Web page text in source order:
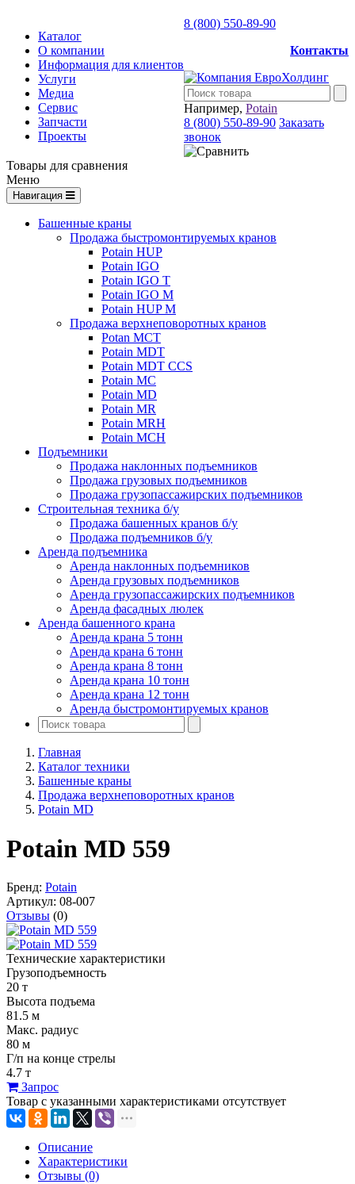
Каталог
О компании
Информация для клиентов
Услуги
Медиа
Сервис
Запчасти
Проекты
8 (800) 550-89-90
Контакты
Например, Potain
8 (800) 550-89-90 Заказать
звонок
Товары для сравнения
Меню
Навигация
Башенные краны
Продажа быстромонтируемых кранов
Potain HUP
Potain IGO
Potain IGO T
Potain IGO M
Potain HUP M
Продажа верхнеповоротных кранов
Potan MCT
Potain MDT
Potain MDT CCS
Potain MC
Potain MD
Potain MR
Potain MRH
Potain MCH
Подъемники
Продажа наклонных подъемников
Продажа грузовых подъемников
Продажа грузопассажирских подъемников
Строительная техника б/у
Продажа башенных кранов б/у
Продажа подъемников б/у
Аренда подъемника
Аренда наклонных подъемников
Аренда грузовых подъемников
Аренда грузопассажирских подъемников
Аренда фасадных люлек
Аренда башенного крана
Аренда крана 5 тонн
Аренда крана 6 тонн
Аренда крана 8 тонн
Аренда крана 10 тонн
Аренда крана 12 тонн
Аренда быстромонтируемых кранов
Главная
Каталог техники
Башенные краны
Продажа верхнеповоротных кранов
Potain MD
Potain MD 559
Бренд: Potain
Артикул: 08-007
Отзывы (0)
Технические характеристики
Грузоподъемность
20 т
Высота подъема
81.5 м
Макс. радиус
80 м
Г/п на конце стрелы
4.7 т
Запрос
Товар с указанными характеристиками отсутствует
Описание
Характеристики
Отзывы (0)